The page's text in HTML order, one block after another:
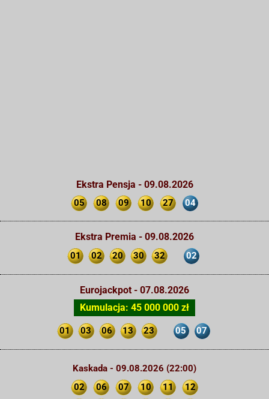
Ekstra Pensja - 09.08.2026
05 08 09 10 27 04
Ekstra Premia - 09.08.2026
01 02 20 30 32 02
Eurojackpot - 07.08.2026
Kumulacja: 45 000 000 zł
01 03 06 13 23 05 07
Kaskada - 09.08.2026 (22:00)
02
06 07 10 11
12